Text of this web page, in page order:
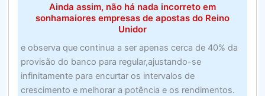
(Avaliado
em
de
2020)
Ainda assim, não há nada incorreto em
sonhamaiores empresas de apostas do Reino
Unidor
e observa que continua a ser apenas cerca de 40% da
provisão do banco para regular,ajustando-se
infinitamente para encurtar os intervalos de
crescimento e melhorar a potência e os rendimentos.